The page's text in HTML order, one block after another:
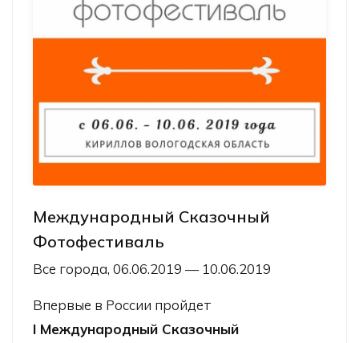
Международный Сказочный
Фотофестиваль
Все города, 06.06.2019 — 10.06.2019
Впервые в России пройдет
I Международный Сказочный